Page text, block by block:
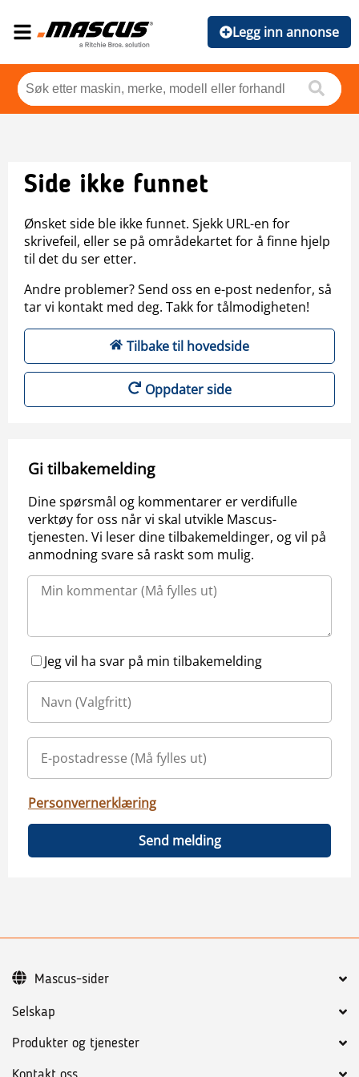
Legg inn annonse
Side ikke funnet
Ønsket side ble ikke funnet. Sjekk URL-en for
skrivefeil, eller se på områdekartet for å finne hjelp
til det du ser etter.
Andre problemer? Send oss en e-post nedenfor, så
tar vi kontakt med deg. Takk for tålmodigheten!
Tilbake til hovedside
Oppdater side
Gi tilbakemelding
Dine spørsmål og kommentarer er verdifulle
verktøy for oss når vi skal utvikle Mascus-
tjenesten. Vi leser dine tilbakemeldinger, og vil på
anmodning svare så raskt som mulig.
Jeg vil ha svar på min tilbakemelding
Personvernerklæring
Send melding
Selskap
Produkter og tjenester
Mascus-sider